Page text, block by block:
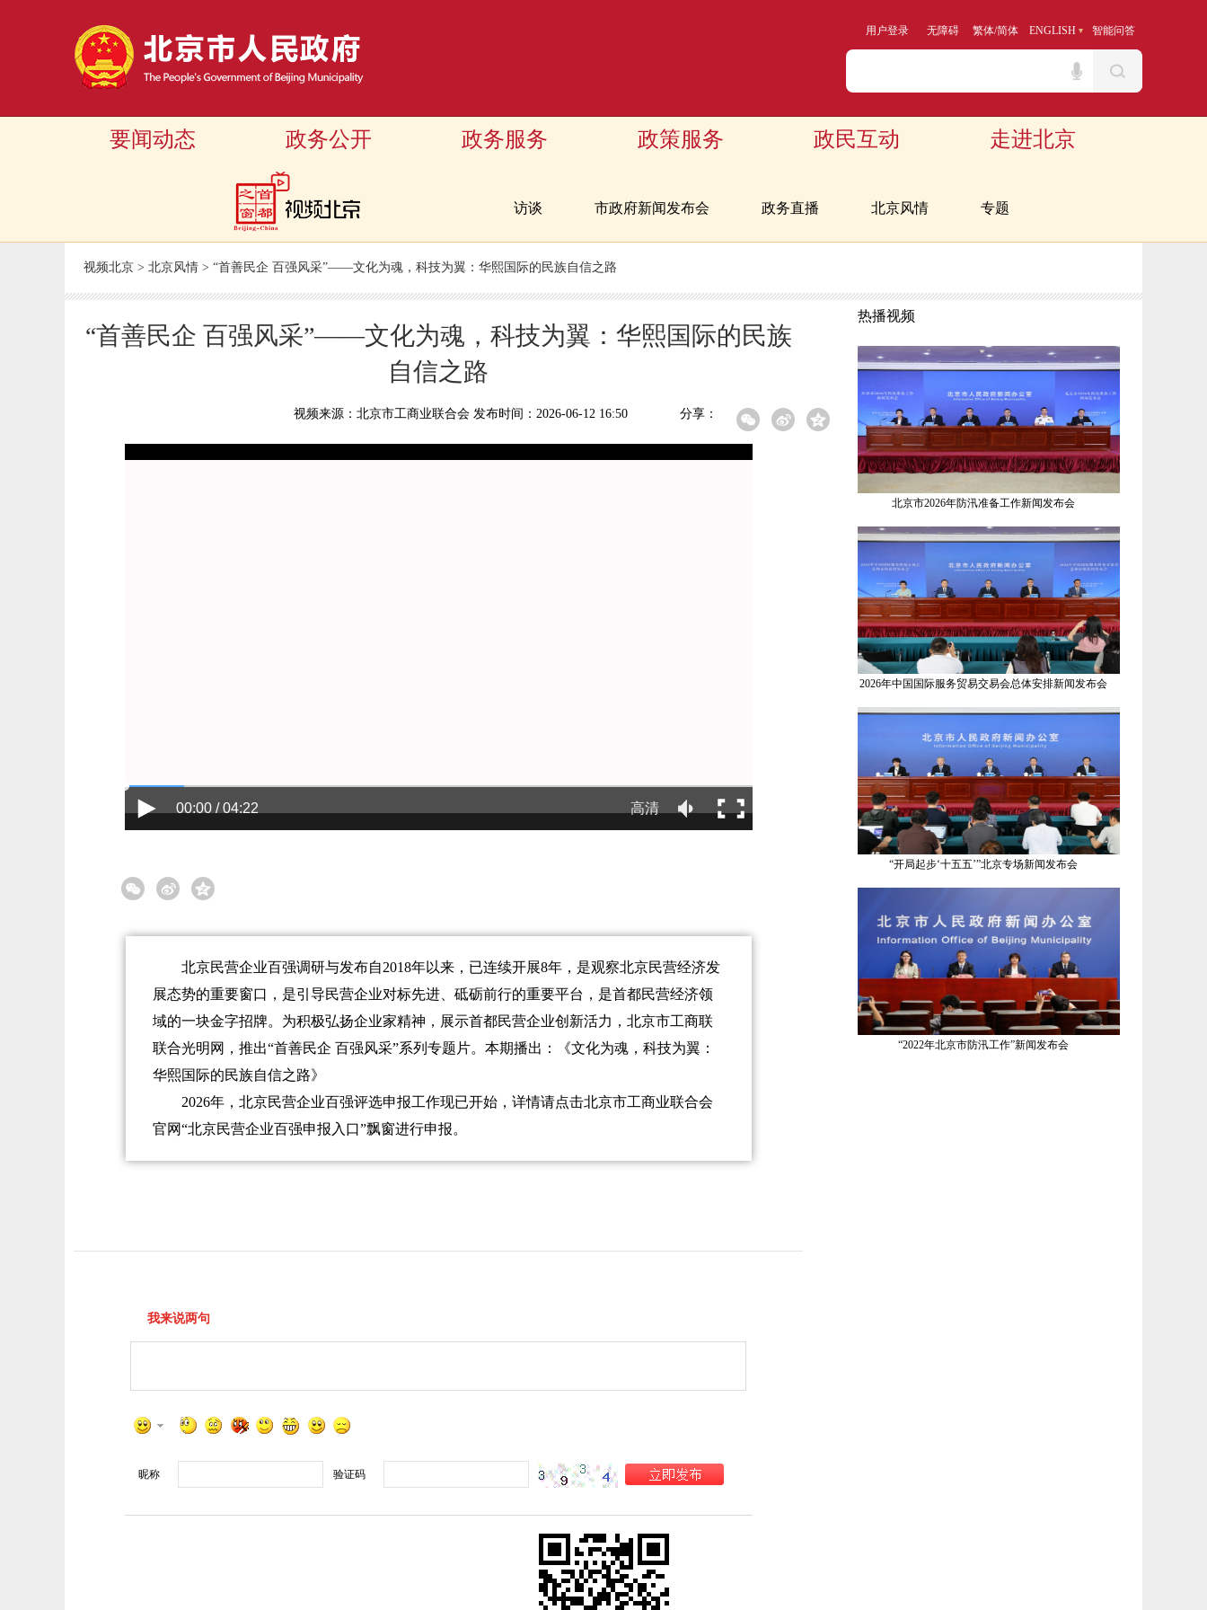
用户登录 无障碍 繁体/简体 ENGLISH 智能问答
要闻动态 政务公开 政务服务 政策服务 政民互动 走进北京
访谈 市政府新闻发布会 政务直播 北京风情 专题
视频北京 > 北京风情 > “首善民企 百强风采”——文化为魂，科技为翼：华熙国际的民族自信之路
“首善民企 百强风采”——文化为魂，科技为翼：华熙国际的民族
自信之路
视频来源：北京市工商业联合会 发布时间：2026-06-12 16:50 分享：
00:00 / 04:22 高清
北京民营企业百强调研与发布自2018年以来，已连续开展8年，是观察北京民营经济发
展态势的重要窗口，是引导民营企业对标先进、砥砺前行的重要平台，是首都民营经济领
域的一块金字招牌。为积极弘扬企业家精神，展示首都民营企业创新活力，北京市工商联
联合光明网，推出“首善民企 百强风采”系列专题片。本期播出：《文化为魂，科技为翼：
华熙国际的民族自信之路》
2026年，北京民营企业百强评选申报工作现已开始，详情请点击北京市工商业联合会
官网“北京民营企业百强申报入口”飘窗进行申报。
我来说两句
昵称 验证码
热播视频
北京市2026年防汛准备工作新闻发布会
2026年中国国际服务贸易交易会总体安排新闻发布会
“开局起步‘十五五’”北京专场新闻发布会
“2022年北京市防汛工作”新闻发布会